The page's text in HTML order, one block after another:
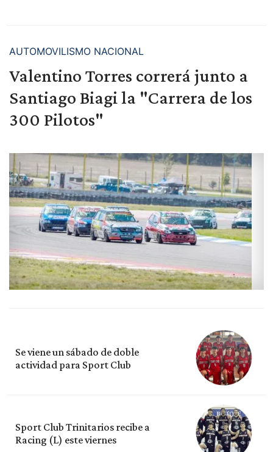
AUTOMOVILISMO NACIONAL
Valentino Torres correrá junto a
Santiago Biagi la "Carrera de los
300 Pilotos"
Se viene un sábado de doble
actividad para Sport Club
Sport Club Trinitarios recibe a
Racing (L) este viernes